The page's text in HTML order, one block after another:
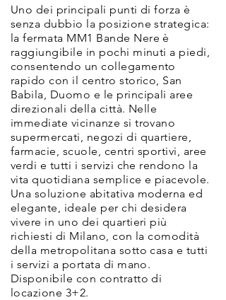
Uno dei principali punti di forza è
senza dubbio la posizione strategica:
la fermata MM1 Bande Nere è
raggiungibile in pochi minuti a piedi,
consentendo un collegamento
rapido con il centro storico, San
Babila, Duomo e le principali aree
direzionali della città. Nelle
immediate vicinanze si trovano
supermercati, negozi di quartiere,
farmacie, scuole, centri sportivi, aree
verdi e tutti i servizi che rendono la
vita quotidiana semplice e piacevole.
Una soluzione abitativa moderna ed
elegante, ideale per chi desidera
vivere in uno dei quartieri più
richiesti di Milano, con la comodità
della metropolitana sotto casa e tutti
i servizi a portata di mano.
Disponibile con contratto di
locazione 3+2.